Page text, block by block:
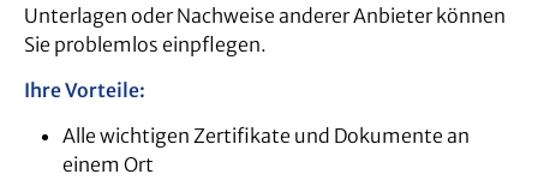
Unterlagen oder Nachweise anderer Anbieter können
Sie problemlos einpflegen.
Ihre Vorteile:
Alle wichtigen Zertifikate und Dokumente an
einem Ort